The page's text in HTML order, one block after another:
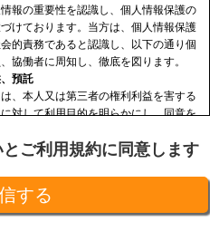
報の重要性を認識し、個人情報保護の
けております。当方は、個人情報保護
的責務であると認識し、以下の通り個
協働者に周知し、徹底を図ります。
預託
、本人又は第三者の権利利益を害する
対して利用目的を明らかにし、同意を
収集した個人情報は、法令に基づく命
を選び、また、契約等によって保護水
を実施し、適切に取り扱います。
ご利用規約に同意します